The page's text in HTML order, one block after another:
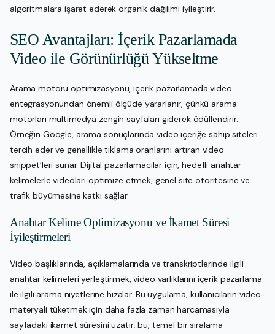
algoritmalara işaret ederek organik dağılımı iyileştirir.
SEO Avantajları: İçerik Pazarlamada
Video ile Görünürlüğü Yükseltme
Arama motoru optimizasyonu, içerik pazarlamada video
entegrasyonundan önemli ölçüde yararlanır, çünkü arama
motorları multimedya zengin sayfaları giderek ödüllendirir.
Örneğin Google, arama sonuçlarında video içeriğe sahip siteleri
tercih eder ve genellikle tıklama oranlarını artıran video
snippet’leri sunar. Dijital pazarlamacılar için, hedefli anahtar
kelimelerle videoları optimize etmek, genel site otoritesine ve
trafik büyümesine katkı sağlar.
Anahtar Kelime Optimizasyonu ve İkamet Süresi
İyileştirmeleri
Video başlıklarında, açıklamalarında ve transkriptlerinde ilgili
anahtar kelimeleri yerleştirmek, video varlıklarını içerik pazarlama
ile ilgili arama niyetlerine hizalar. Bu uygulama, kullanıcıların video
materyali tüketmek için daha fazla zaman harcamasıyla
sayfadaki ikamet süresini uzatır; bu, temel bir sıralama